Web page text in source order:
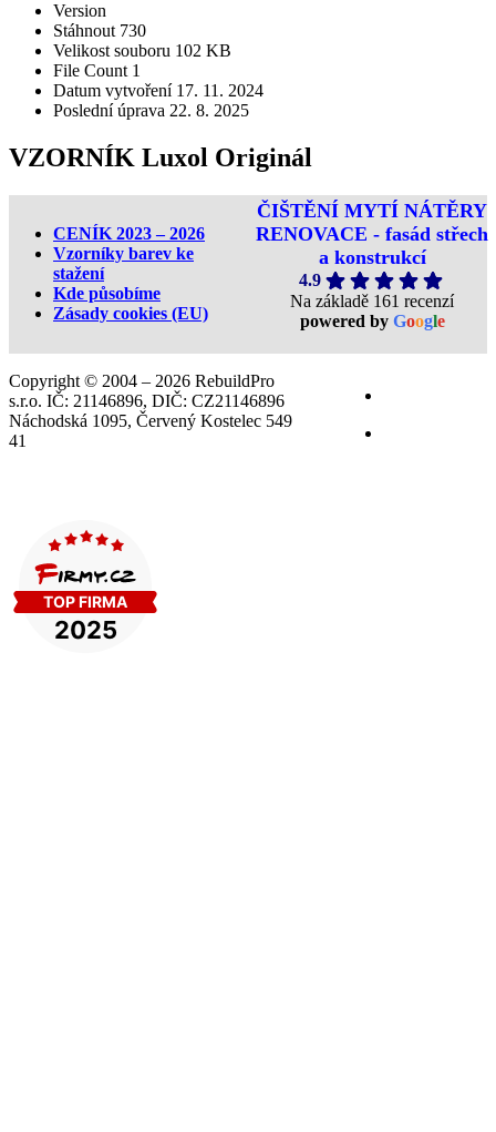
Version
Stáhnout 730
Velikost souboru 102 KB
File Count 1
Datum vytvoření 17. 11. 2024
Poslední úprava 22. 8. 2025
VZORNÍK Luxol Originál
CENÍK 2023 – 2026
Vzorníky barev ke
stažení
Kde působíme
Zásady cookies (EU)
ČIŠTĚNÍ MYTÍ NÁTĚRY
RENOVACE - fasád střech
a konstrukcí
4.9
Na základě 161 recenzí
powered by Google
Copyright © 2004 – 2026 RebuildPro
s.r.o. IČ: 21146896, DIČ: CZ21146896
Náchodská 1095, Červený Kostelec 549
41